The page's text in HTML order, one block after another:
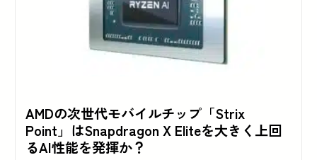
AMDの次世代モバイルチップ「Strix
Point」はSnapdragon X Eliteを大きく上回
るAI性能を発揮か？